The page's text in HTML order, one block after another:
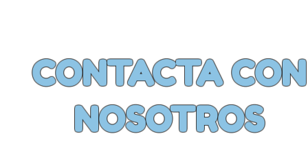
CONTACTA CON
NOSOTROS